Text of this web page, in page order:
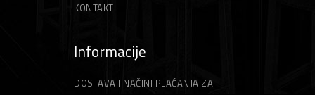
KONTAKT
Informacije
DOSTAVA I NAČINI PLAĆANJA ZA